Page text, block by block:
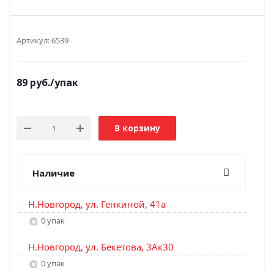
Артикул:6539
89 руб./упак
В корзину
Наличие
Н.Новгород, ул. Генкиной, 41а
0 упак
Н.Новгород, ул. Бекетова, 3Ак30
0 упак